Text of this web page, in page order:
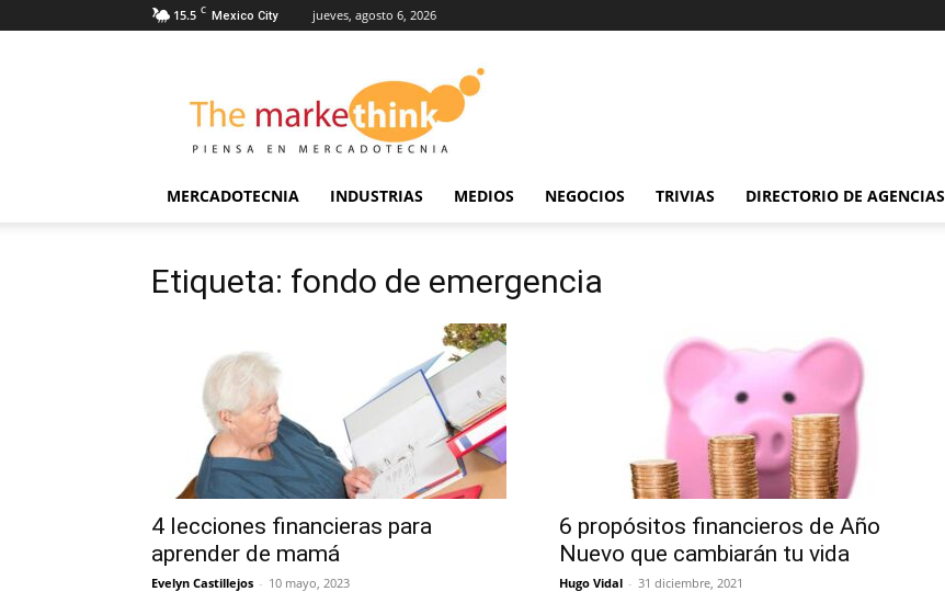
15.5 C Mexico City jueves, agosto 6, 2026
Markethink
MERCADOTECNIA INDUSTRIAS MEDIOS NEGOCIOS TRIVIAS DIRECTORIO DE AGENCIAS
Etiqueta: fondo de emergencia
4 lecciones financieras para
aprender de mamá
Evelyn Castillejos - 10 mayo, 2023
6 propósitos financieros de Año
Nuevo que cambiarán tu vida
Hugo Vidal - 31 diciembre, 2021